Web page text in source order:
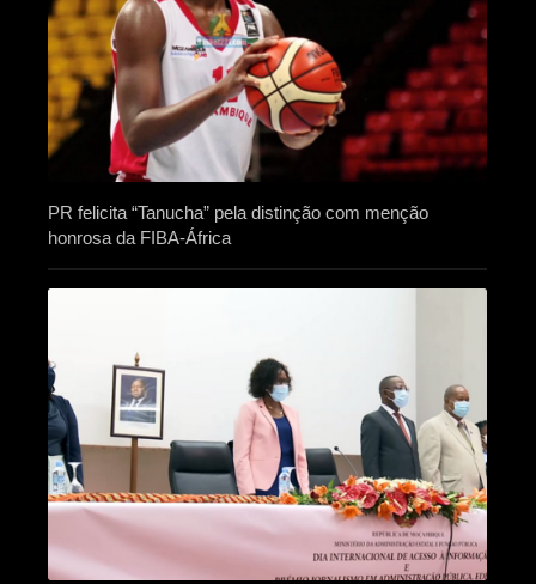
PR felicita “Tanucha” pela distinção com menção
honrosa da FIBA-África